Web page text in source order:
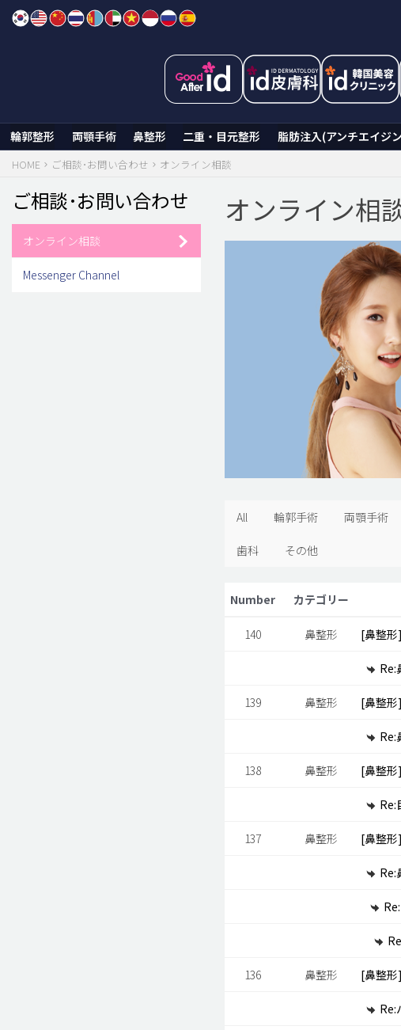
Skip
輪郭整形 両顎手術 鼻整形 二重・目元整形 脂肪注入(アンチエイジ
HOME ご相談･お問い合わせ オンライン相談
オンライン相
All 輪郭手術 両顎手術
歯科 その他
Number カテゴリー
140 鼻整形 [鼻整形]
Re:
139 鼻整形 [鼻整形]
Re:
138 鼻整形 [鼻整形]
Re:
137 鼻整形 [鼻整形]
Re:
136 鼻整形 [鼻整形]
Re:
ご相談･お問い合わせ
オンライン相談
Messenger Channel